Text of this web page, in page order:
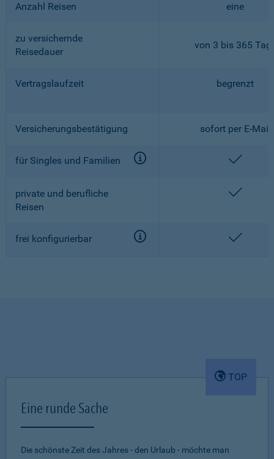
Anzahl Reisen eine
zu versichernde
Reisedauer
von 3 bis 365
Vertragslaufzeit begrenzt
Versicherungsbestätigung sofort per E-Mail
für Singles und Familien
private und berufliche
Reisen
frei konfigurierbar
TOP
Eine runde Sache
Die schönste Zeit des Jahres - den Urlaub - möchte man